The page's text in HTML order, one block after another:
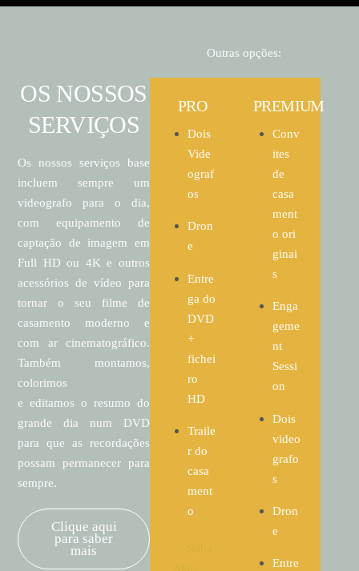
Outras opções:
OS NOSSOS
SERVIÇOS
Os nossos serviços base
incluem sempre um
videografo para o dia,
com equipamento de
captação de imagem em
Full HD ou 4K e outros
acessórios de vídeo para
tornar o seu filme de
casamento moderno e
com ar cinematográfico.
Também montamos,
colorimos
e editamos o resumo do
grande dia num DVD
para que as recordações
possam permanecer para
sempre.
Clique aqui
para saber
mais
PRO
Dois
Vide
ograf
os
Dron
e
Entre
ga do
DVD
+
fichei
ro
HD
Traile
r do
casa
ment
o
PREMIUM
Conv
ites
de
casa
ment
o ori
ginai
s
Enga
geme
nt
Sessi
on
Dois
video
grafo
s
Dron
e
Entre